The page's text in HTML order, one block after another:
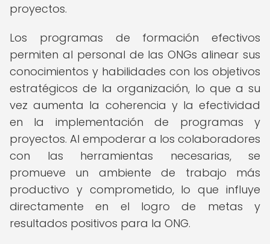
proyectos.
Los programas de formación efectivos
permiten al personal de las ONGs alinear sus
conocimientos y habilidades con los objetivos
estratégicos de la organización, lo que a su
vez aumenta la coherencia y la efectividad
en la implementación de programas y
proyectos. Al empoderar a los colaboradores
con las herramientas necesarias, se
promueve un ambiente de trabajo más
productivo y comprometido, lo que influye
directamente en el logro de metas y
resultados positivos para la ONG.